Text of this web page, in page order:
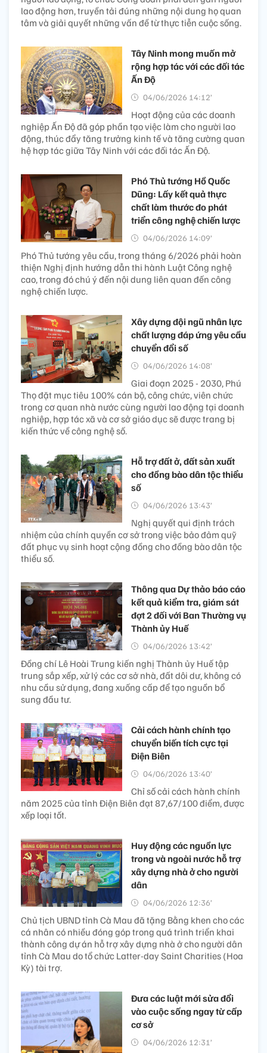
lao động hơn, truyền tải đúng những nội dung họ quan
tâm và giải quyết những vấn đề từ thực tiễn cuộc sống.
Tây Ninh mong muốn mở
rộng hợp tác với các đối tác
Ấn Độ
04/06/2026 14:12’
Hoạt động của các doanh
nghiệp Ấn Độ đã góp phần tạo việc làm cho người lao
động, thúc đẩy tăng trưởng kinh tế và tăng cường quan
hệ hợp tác giữa Tây Ninh với các đối tác Ấn Độ.
Phó Thủ tướng Hồ Quốc
Dũng: Lấy kết quả thực
chất làm thước đo phát
triển công nghệ chiến lược
04/06/2026 14:09’
Phó Thủ tướng yêu cầu, trong tháng 6/2026 phải hoàn
thiện Nghị định hướng dẫn thi hành Luật Công nghệ
cao, trong đó chú ý đến nội dung liên quan đến công
nghệ chiến lược.
Xây dựng đội ngũ nhân lực
chất lượng đáp ứng yêu cầu
chuyển đổi số
04/06/2026 14:08’
Giai đoạn 2025 - 2030, Phú
Thọ đặt mục tiêu 100% cán bộ, công chức, viên chức
trong cơ quan nhà nước cùng người lao động tại doanh
nghiệp, hợp tác xã và cơ sở giáo dục sẽ được trang bị
kiến thức về công nghệ số.
Hỗ trợ đất ở, đất sản xuất
cho đồng bào dân tộc thiểu
số
04/06/2026 13:43’
Nghị quyết qui định trách
nhiệm của chính quyền cơ sở trong việc bảo đảm quỹ
đất phục vụ sinh hoạt cộng đồng cho đồng bào dân tộc
thiểu số.
Thông qua Dự thảo báo cáo
kết quả kiểm tra, giám sát
đợt 2 đối với Ban Thường vụ
Thành ủy Huế
04/06/2026 13:42’
Đồng chí Lê Hoài Trung kiến nghị Thành ủy Huế tập
trung sắp xếp, xử lý các cơ sở nhà, đất dôi dư, không có
nhu cầu sử dụng, đang xuống cấp để tạo nguồn bổ
sung đầu tư.
Cải cách hành chính tạo
chuyển biến tích cực tại
Điện Biên
04/06/2026 13:40’
Chỉ số cải cách hành chính
năm 2025 của tỉnh Điện Biên đạt 87,67/100 điểm, được
xếp loại tốt.
Huy động các nguồn lực
trong và ngoài nước hỗ trợ
xây dựng nhà ở cho người
dân
04/06/2026 12:36’
Chủ tịch UBND tỉnh Cà Mau đã tặng Bằng khen cho các
cá nhân có nhiều đóng góp trong quá trình triển khai
thành công dự án hỗ trợ xây dựng nhà ở cho người dân
tỉnh Cà Mau do tổ chức Latter-day Saint Charities (Hoa
Kỳ) tài trợ.
Đưa các luật mới sửa đổi
vào cuộc sống ngay từ cấp
cơ sở
04/06/2026 12:31’